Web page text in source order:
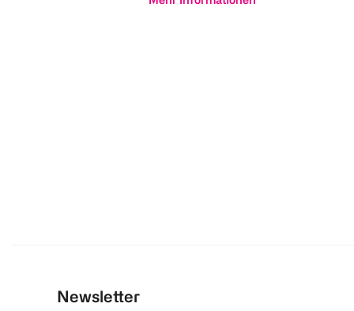
Newsletter